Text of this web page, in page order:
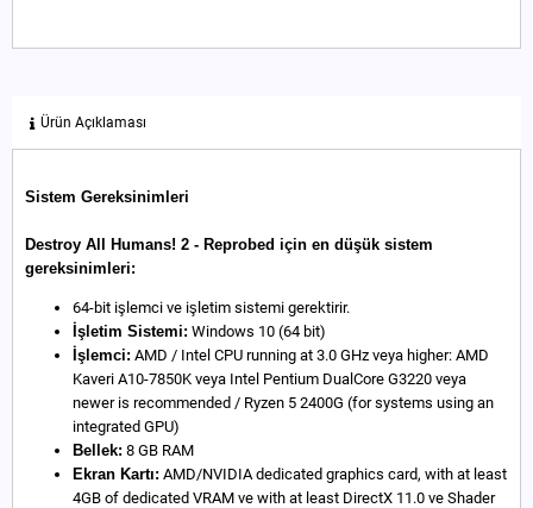
Ürün Açıklaması
Sistem Gereksinimleri
Destroy All Humans! 2 - Reprobed için en düşük sistem
gereksinimleri:
64-bit işlemci ve işletim sistemi gerektirir.
İşletim Sistemi: Windows 10 (64 bit)
İşlemci: AMD / Intel CPU running at 3.0 GHz veya higher: AMD
Kaveri A10-7850K veya Intel Pentium DualCore G3220 veya
newer is recommended / Ryzen 5 2400G (for systems using an
integrated GPU)
Bellek: 8 GB RAM
Ekran Kartı: AMD/NVIDIA dedicated graphics card, with at least
4GB of dedicated VRAM ve with at least DirectX 11.0 ve Shader